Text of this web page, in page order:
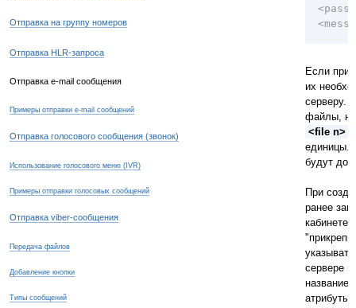
Отправка на группу номеров
Отправка HLR-запроса
Отправка e-mail сообщения
Примеры отправки e-mail сообщений
Отправка голосового сообщения (звонок)
Использование голосового меню (IVR)
Примеры отправки голосовых сообщений
Отправка viber-сообщения
Передача файлов
Добавление кнопки
Типы сообщений
Если при
их
серверу.
файлы,
<file n>
единицы.
будут
При
ранее
кабинете
сервере в
атрибуты,